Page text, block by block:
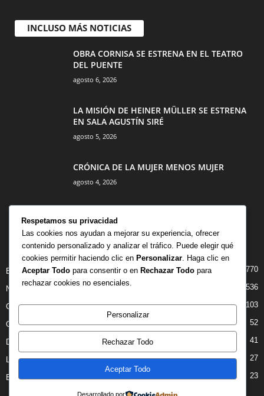
INCLUSO MÁS NOTICIAS
OBRA CORNISA SE ESTRENA EN EL TEATRO
DEL PUENTE
agosto 6, 2026
LA MISIÓN DE HEINER MÜLLER SE ESTRENA
EN SALA AGUSTÍN SIRÉ
agosto 5, 2026
CRÓNICA DE LA MUJER MENOS MUJER
agosto 4, 2026
CATEGORÍA POPULAR
BIBLIOTECA 770
NOTICIAS 536
CRITICAS 103
OPINION 52
DANZA 41
LIBROS 27
ENTREVISTAS 23
Respetamos su privacidad
Las cookies nos ayudan a mejorar su experiencia, ofrecer
contenido personalizado y analizar el tráfico. Puede elegir qué
cookies permitir haciendo clic en Personalizar . Haga clic en
Aceptar Todo para consentir o en Rechazar Todo para
rechazar cookies no esenciales.
Personalizar
Rechazar Todo
Aceptar Todo
Desarrollado por